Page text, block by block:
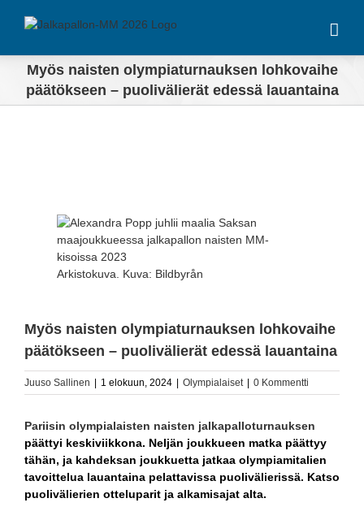
Myös naisten olympiaturnauksen lohkovaihe
päätökseen – puolivälierät edessä lauantaina
Arkistokuva. Kuva: Bildbyrån
Myös naisten olympiaturnauksen lohkovaihe
päätökseen – puolivälierät edessä lauantaina
Juuso Sallinen 1 elokuun, 2024 Olympialaiset 0 Kommentti
Pariisin olympialaisten naisten jalkapalloturnauksen
päättyi keskiviikkona. Neljän joukkueen matka päättyy
tähän, ja kahdeksan joukkuetta jatkaa olympiamitalien
tavoittelua lauantaina pelattavissa puolivälierissä. Katso
puolivälierien otteluparit ja alkamisajat alta.